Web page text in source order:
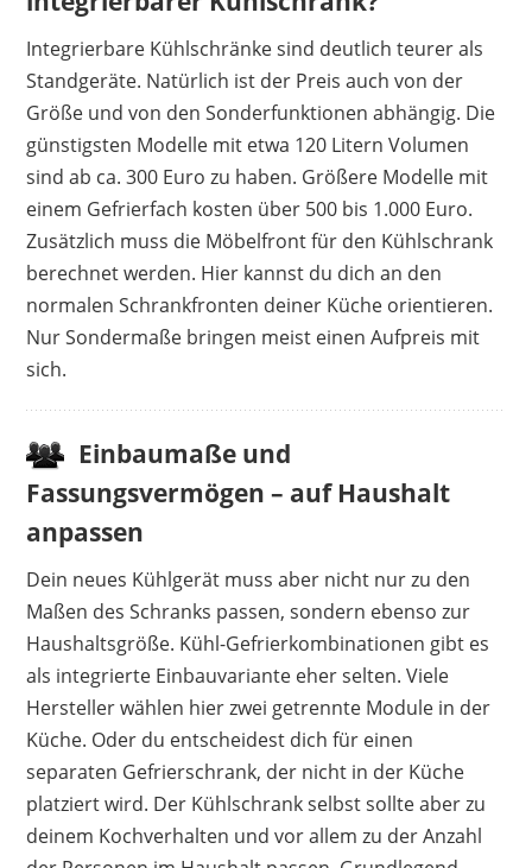
Integrierbare Kühlschränke sind deutlich teurer als
Standgeräte. Natürlich ist der Preis auch von der
Größe und von den Sonderfunktionen abhängig. Die
günstigsten Modelle mit etwa 120 Litern Volumen
sind ab ca. 300 Euro zu haben. Größere Modelle mit
einem Gefrierfach kosten über 500 bis 1.000 Euro.
Zusätzlich muss die Möbelfront für den Kühlschrank
berechnet werden. Hier kannst du dich an den
normalen Schrankfronten deiner Küche orientieren.
Nur Sondermaße bringen meist einen Aufpreis mit
sich.
Einbaumaße und
Fassungsvermögen – auf Haushalt
anpassen
Dein neues Kühlgerät muss aber nicht nur zu den
Maßen des Schranks passen, sondern ebenso zur
Haushaltsgröße. Kühl-Gefrierkombinationen gibt es
als integrierte Einbauvariante eher selten. Viele
Hersteller wählen hier zwei getrennte Module in der
Küche. Oder du entscheidest dich für einen
separaten Gefrierschrank, der nicht in der Küche
platziert wird. Der Kühlschrank selbst sollte aber zu
deinem Kochverhalten und vor allem zu der Anzahl